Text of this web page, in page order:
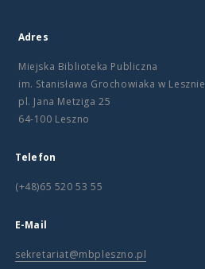
Adres
Miejska Biblioteka Publiczna
im. Stanisława Grochowiaka w Lesznie
pl. Jana Metziga 25
64-100 Leszno
Telefon
(+48)65 520 53 55
E-Mail
sekretariat@mbpleszno.pl